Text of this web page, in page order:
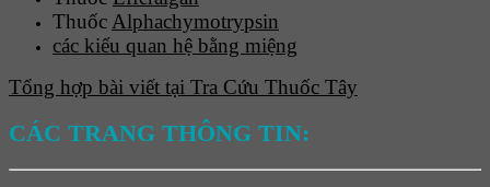
Thuốc Alphachymotrypsin
các kiểu quan hệ bằng miệng
Tổng hợp bài viết tại Tra Cứu Thuốc Tây
CÁC TRANG THÔNG TIN: